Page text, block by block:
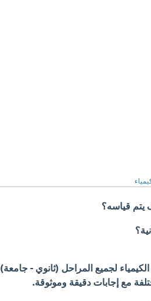
يتم قياسه؟
لجميع المراحل (ثانوي - جامعة)
مع إجابات دقيقة وموثوقة.